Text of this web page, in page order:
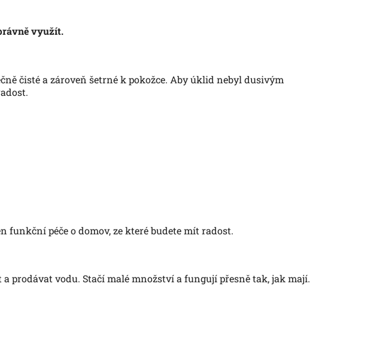
využít.
čisté a zároveň šetrné k pokožce. Aby úklid nebyl dusivým
péče o domov, ze které budete mít radost.
prodávat vodu. Stačí malé množství a fungují přesně tak, jak mají.